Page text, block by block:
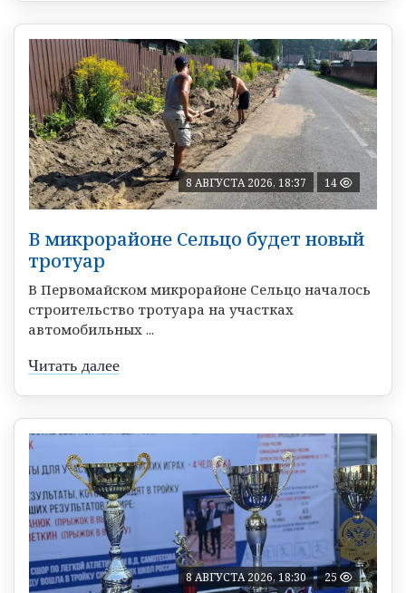
8 АВГУСТА 2026, 18:37 14
В микрорайоне Сельцо будет новый
тротуар
В Первомайском микрорайоне Сельцо началось
строительство тротуара на участках
автомобильных ...
Читать далее
8 АВГУСТА 2026, 18:30 25